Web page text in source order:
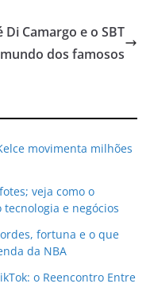
Camargo e o SBT
dos famosos
movimenta milhões
veja como o
e negócios
fortuna e o que
da NBA
o Reencontro Entre